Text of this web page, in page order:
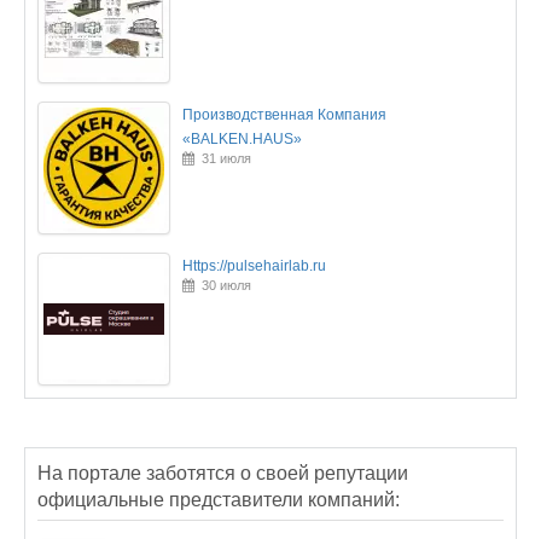
Производственная Компания
«BALKEN.HAUS»
31 июля
Https://pulsehairlab.ru
30 июля
На портале заботятся о своей репутации
официальные представители компаний: